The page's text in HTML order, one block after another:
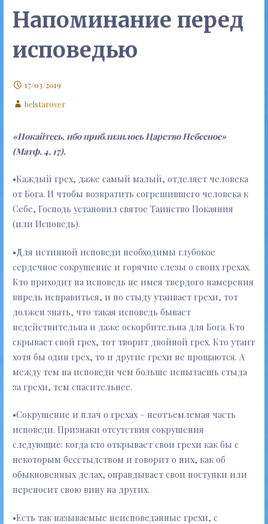
Напоминание перед
исповедью
17/03/2019
belstarover
«Покайтесь, ибо приблизилось Царство Небесное»
(Матф. 4, 17).
•Каждый грех, даже самый малый, отделяет человека
от Бога. И чтобы возвратить согрешившего человека к
Себе, Господь установил святое Таинство Покаяния
(или Исповедь).
•Для истинной исповеди необходимы глубокое
сердечное сокрушение и горячие слезы о своих грехах.
Кто приходит на исповедь не имея твердого намерения
впредь исправиться, и по стыду утаивает грехи, тот
должен знать, что такая исповедь бывает
недействительна и даже оскорбительна для Бога. Кто
скрывает свой грех, тот творит двойной грех. Кто утаит
хотя бы один грех, то и другие грехи не прощаются. А
между тем на исповеди чем больше испытаешь стыда
за грехи, тем спасительнее.
•Сокрушение и плач о грехах – неотъемлемая часть
исповеди. Признаки отсутствия сокрушения
следующие: когда кто открывает свои грехи как бы с
некоторым бесстыдством и говорит о них, как об
обыкновенных делах, оправдывает свои поступки или
переносит свою вину на других.
•Есть так называемые неисповеданные грехи, с